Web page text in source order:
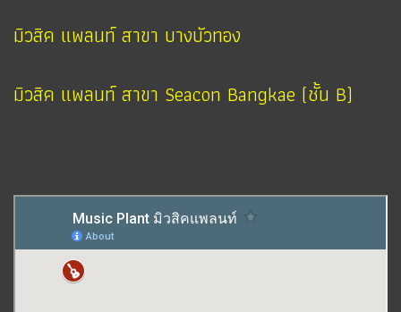
มิวสิค แพลนท์ สาขา บางบัวทอง
มิวสิค แพลนท์ สาขา Seacon Bangkae (ชั้น B)